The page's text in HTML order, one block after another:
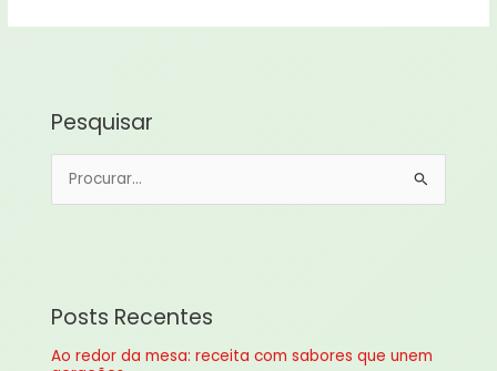
Pesquisar
i
s
Posts Recentes
Ao redor da mesa: receita com sabores que unem